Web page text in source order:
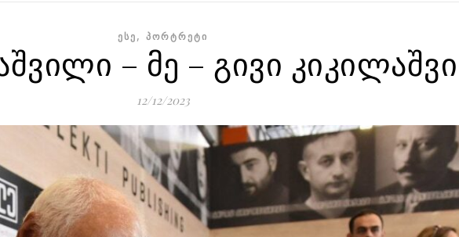
ᲔᲡᲔ, ᲞᲝᲠᲢᲠᲔᲢᲘ
– მე – გივი
12/12/2023